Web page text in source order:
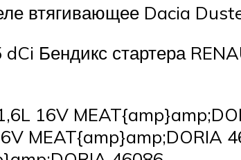
втягивающее Dacia
Бендикс стартера
16V
MEAT{amp}amp;DORIA